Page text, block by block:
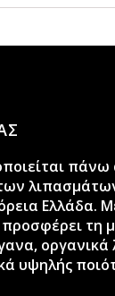
πάνω
Ελλάδα.
τη
οργανικά
υψηλής